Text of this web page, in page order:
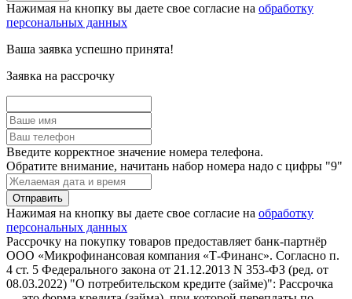
Нажимая на кнопку вы даете свое согласие на обработку
персональных данных
Ваша заявка успешно принята!
Заявка на рассрочку
Введите корректное значение номера телефона.
Обратите внимание, начитань набор номера надо с цифры "9"
Нажимая на кнопку вы даете свое согласие на обработку
персональных данных
Рассрочку на покупку товаров предоставляет банк-партнёр
ООО «Микрофинансовая компания «Т-Финанс». Согласно п.
4 ст. 5 Федерального закона от 21.12.2013 N 353-ФЗ (ред. от
08.03.2022) "О потребительском кредите (займе)": Рассрочка